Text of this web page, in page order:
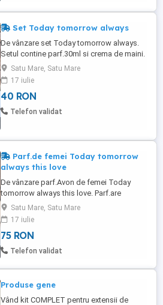
Set Today tomorrow always
De vânzare set Today tomorrow always.
Setul contine parf.30ml si crema de maini.
Satu Mare, Satu Mare
17 iulie
40 RON
Telefon validat
Parf.de femei Today tomorrow
always this love
De vânzare parf.Avon de femei Today
tomorrow always this love. Parf.are
50ml,este sigilat.
Satu Mare, Satu Mare
17 iulie
75 RON
Telefon validat
Produse gene
Vând kit COMPLET pentru extensii de